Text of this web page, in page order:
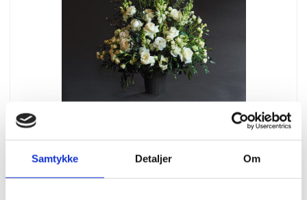
Samtykke Detaljer Om
Blomster